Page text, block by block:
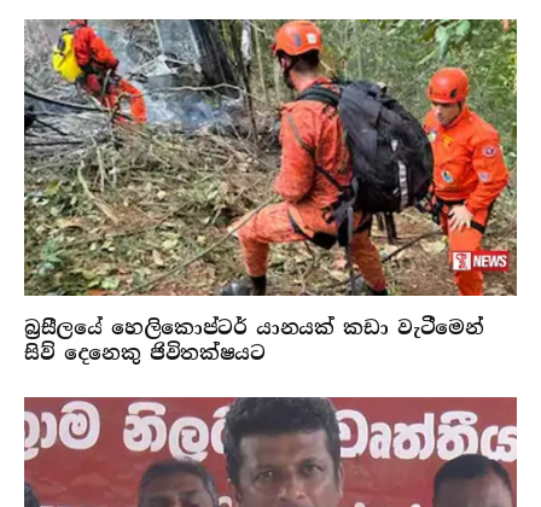
බ්‍රසීලයේ හෙලිකොප්ටර් යානයක් කඩා වැටීමෙන්
සිව් දෙනෙකු ජිවිතක්ෂයට